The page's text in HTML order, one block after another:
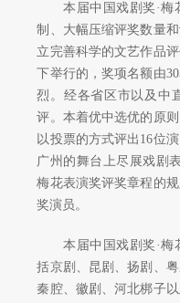
刊物出版
戏剧视频
大事记
本届中国戏剧奖·梅
制、大幅压缩评奖数量
立完善科学的文艺作品
下举行的，奖项名额由
烈。经各省区市以及中
评。本着优中选优的原
以投票的方式评出16位
广州的舞台上尽展戏剧
梅花表演奖评奖章程的
奖演员。
本届中国戏剧奖·梅
括京剧、昆剧、扬剧、
秦腔、徽剧、河北梆子